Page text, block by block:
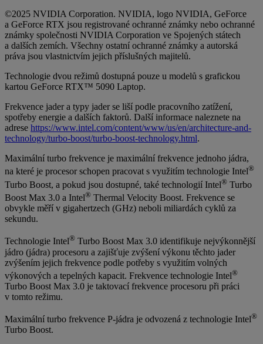
©2025 NVIDIA Corporation. NVIDIA, logo NVIDIA, GeForce
a GeForce RTX jsou registrované ochranné známky nebo ochranné
známky společnosti NVIDIA Corporation ve Spojených státech
a dalších zemích. Všechny ostatní ochranné známky a autorská
práva jsou vlastnictvím jejich příslušných majitelů.
Technologie dvou režimů dostupná pouze u modelů s grafickou
kartou GeForce RTX™ 5090 Laptop.
Frekvence jader a typy jader se liší podle pracovního zatížení,
spotřeby energie a dalších faktorů. Další informace naleznete na
adrese https://www.intel.com/content/www/us/en/architecture-and-
technology/turbo-boost/turbo-boost-technology.html.
Maximální turbo frekvence je maximální frekvence jednoho jádra,
na které je procesor schopen pracovat s využitím technologie Intel®
Turbo Boost, a pokud jsou dostupné, také technologií Intel® Turbo
Boost Max 3.0 a Intel® Thermal Velocity Boost. Frekvence se
obvykle měří v gigahertzech (GHz) neboli miliardách cyklů za
sekundu.
Technologie Intel® Turbo Boost Max 3.0 identifikuje nejvýkonnější
jádro (jádra) procesoru a zajišťuje zvýšení výkonu těchto jader
zvýšením jejich frekvence podle potřeby s využitím volných
výkonových a tepelných kapacit. Frekvence technologie Intel®
Turbo Boost Max 3.0 je taktovací frekvence procesoru při práci
v tomto režimu.
Maximální turbo frekvence P-jádra je odvozená z technologie Intel®
Turbo Boost.